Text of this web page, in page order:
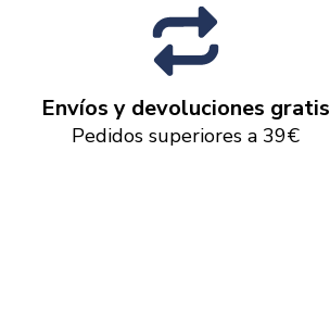
Envíos y devoluciones gratis
Pedidos superiores a 39€